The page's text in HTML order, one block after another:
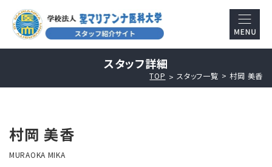
スタッフ詳細
TOP スタッフ一覧 村岡 美香
村岡 美香
MURAOKA MIKA